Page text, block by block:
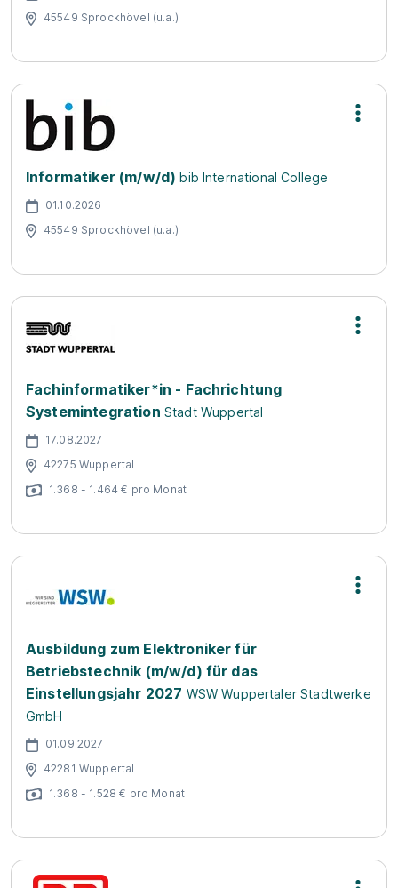
45549 Sprockhövel (u.a.)
Informatiker (m/w/d) bib International College
01.10.2026
45549 Sprockhövel (u.a.)
Fachinformatiker*in - Fachrichtung
Systemintegration Stadt Wuppertal
17.08.2027
42275 Wuppertal
1.368 - 1.464 € pro Monat
Ausbildung zum Elektroniker für
Betriebstechnik (m/w/d) für das
Einstellungsjahr 2027 WSW Wuppertaler Stadtwerke
GmbH
01.09.2027
42281 Wuppertal
1.368 - 1.528 € pro Monat